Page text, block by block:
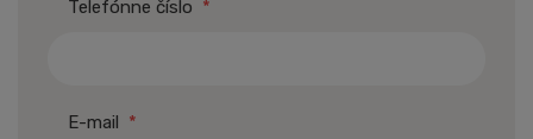
Telefónne číslo *
E-mail *